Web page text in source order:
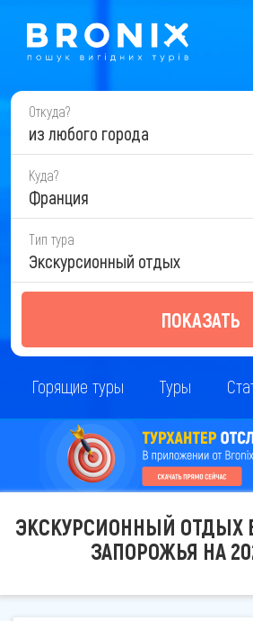
Откуда?
из любого города
Куда?
Франция
Тип тура
Экскурсионный отдых
ПОКАЗАТЬ
Горящие туры Туры
ЭКСКУРСИОННЫЙ ОТДЫХ
ЗАПОРОЖЬЯ НА